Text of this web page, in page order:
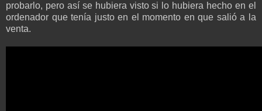
probarlo, pero así se hubiera visto si lo hubiera hecho en el
ordenador que tenía justo en el momento en que salió a la
venta.